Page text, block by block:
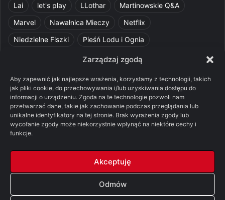
Zarządzaj zgodą
Aby zapewnić jak najlepsze wrażenia, korzystamy z technologii, takich
jak pliki cookie, do przechowywania i/lub uzyskiwania dostępu do
informacji o urządzeniu. Zgoda na te technologie pozwoli nam
przetwarzać dane, takie jak zachowanie podczas przeglądania lub
unikalne identyfikatory na tej stronie. Brak wyrażenia zgody lub
wycofanie zgody może niekorzystnie wpłynąć na niektóre cechy i
funkcje.
Akceptuję
Odmów
Lai
let's play LLothar
Martinowskie Q&A
Marvel
Nawałnica Mieczy
Netflix
Niedzielne Fiszki
Pieśń Lodu i Ognia
Pquelim
Pytania do maesterów
recenzja książki
Ród Smoka Silmarillion
SithFrog
Starcie Królów
Star Wars
Szalone Teorie
Tolkienowskie Q&A
Voo
Wieści z Cytadeli
© Copyright 2026, All Rights Reserved | FSGK.PL